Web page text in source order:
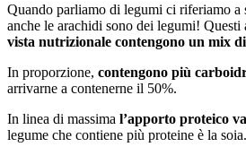
Quando parliamo di legumi ci riferiamo
anche le arachidi sono dei legumi! Questi
vista nutrizionale contengono un mix
In proporzione, contengono più
arrivarne a contenerne il 50%.
In linea di massima l’apporto proteico
legume che contiene più proteine è la soia.